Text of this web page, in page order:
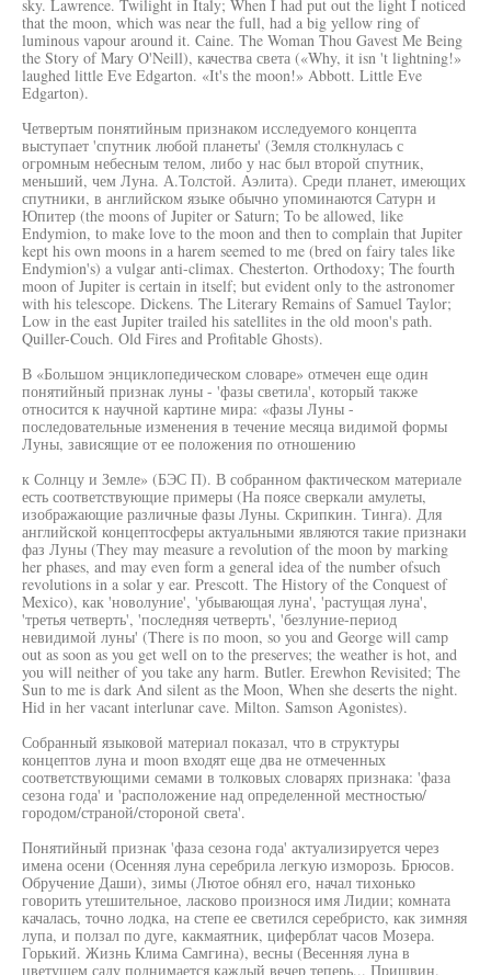
sky. Lawrence. Twilight in Italy; When I had put out the light I noticed
that the moon, which was near the full, had a big yellow ring of
luminous vapour around it. Caine. The Woman Thou Gavest Me Being
the Story of Mary O'Neill), качества света («Why, it isn 't lightning!»
laughed little Eve Edgarton. «It's the moon!» Abbott. Little Eve
Edgarton).
Четвертым понятийным признаком исследуемого концепта
выступает 'спутник любой планеты' (Земля столкнулась с
огромным небесным телом, либо у нас был второй спутник,
меньший, чем Луна. А.Толстой. Аэлита). Среди планет, имеющих
спутники, в английском языке обычно упоминаются Сатурн и
Юпитер (the moons of Jupiter or Saturn; To be allowed, like
Endymion, to make love to the moon and then to complain that Jupiter
kept his own moons in a harem seemed to me (bred on fairy tales like
Endymion's) a vulgar anti-climax. Chesterton. Orthodoxy; The fourth
moon of Jupiter is certain in itself; but evident only to the astronomer
with his telescope. Dickens. The Literary Remains of Samuel Taylor;
Low in the east Jupiter trailed his satellites in the old moon's path.
Quiller-Couch. Old Fires and Profitable Ghosts).
В «Большом энциклопедическом словаре» отмечен еще один
понятийный признак луны - 'фазы светила', который также
относится к научной картине мира: «фазы Луны -
последовательные изменения в течение месяца видимой формы
Луны, зависящие от ее положения по отношению
к Солнцу и Земле» (БЭС П). В собранном фактическом материале
есть соответствующие примеры (На поясе сверкали амулеты,
изображающие различные фазы Луны. Скрипкин. Тинга). Для
английской концептосферы актуальными являются такие признаки
фаз Луны (They may measure а revolution of the moon by marking
her phases, and may even form a general idea of the number ofsuch
revolutions in a solar у ear. Prescott. The History of the Conquest of
Mexico), как 'новолуние', 'убывающая луна', 'растущая луна',
'третья четверть', 'последняя четверть', 'безлуние-период
невидимой луны' (There is по moon, so you and George will camp
out as soon as you get well on to the preserves; the weather is hot, and
you will neither of you take any harm. Butler. Erewhon Revisited; The
Sun to me is dark And silent as the Moon, When she deserts the night.
Hid in her vacant interlunar cave. Milton. Samson Agonistes).
Собранный языковой материал показал, что в структуры
концептов луна и moon входят еще два не отмеченных
соответствующими семами в толковых словарях признака: 'фаза
сезона года' и 'расположение над определенной местностью/
городом/страной/стороной света'.
Понятийный признак 'фаза сезона года' актуализируется через
имена осени (Осенняя луна серебрила легкую изморозь. Брюсов.
Обручение Даши), зимы (Лютое обнял его, начал тихонько
говорить утешительное, ласково произнося имя Лидии; комната
качалась, точно лодка, на степе ее светился серебристо, как зимняя
лупа, и ползал по дуге, какмаятник, циферблат часов Мозера.
Горький. Жизнь Клима Самгина), весны (Весенняя луна в
цветущем саду поднимается каждый вечер теперь... Пришвин.